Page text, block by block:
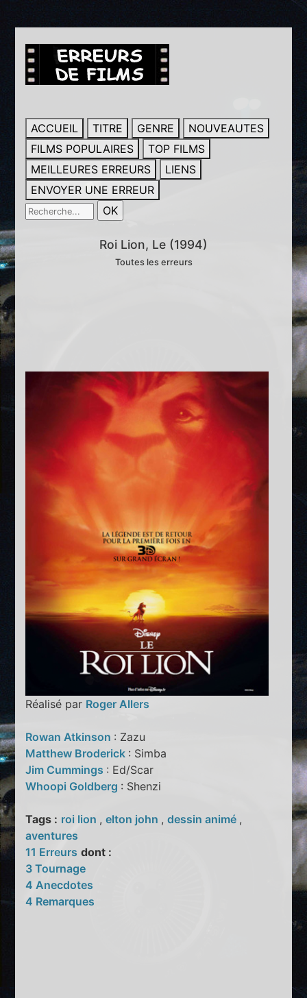
ACCUEIL TITRE GENRE
NOUVEAUTES
FILMS POPULAIRES
TOP FILMS
MEILLEURES ERREURS
LIENS
ENVOYER UNE ERREUR
Roi Lion, Le (1994)
Toutes les erreurs
Réalisé par Roger Allers
Rowan Atkinson : Zazu
Matthew Broderick : Simba
Jim Cummings : Ed/Scar
Whoopi Goldberg : Shenzi
Tags : roi lion ,elton john ,dessin animé ,
aventures
11 Erreurs dont :
3 Tournage
4 Anecdotes
4 Remarques